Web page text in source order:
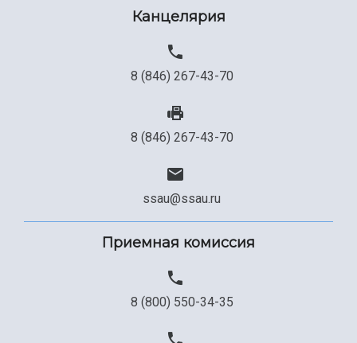
Канцелярия
8 (846) 267-43-70
8 (846) 267-43-70
ssau@ssau.ru
Приемная комиссия
8 (800) 550-34-35